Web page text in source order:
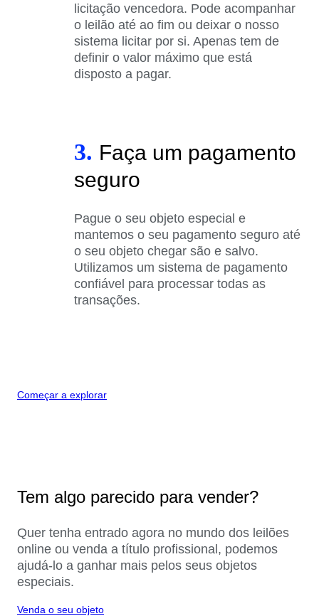
licitação vencedora. Pode acompanhar
o leilão até ao fim ou deixar o nosso
sistema licitar por si. Apenas tem de
definir o valor máximo que está
disposto a pagar.
3. Faça um pagamento
seguro
Pague o seu objeto especial e
mantemos o seu pagamento seguro até
o seu objeto chegar são e salvo.
Utilizamos um sistema de pagamento
confiável para processar todas as
transações.
Começar a explorar
Tem algo parecido para vender?
Quer tenha entrado agora no mundo dos leilões
online ou venda a título profissional, podemos
ajudá-lo a ganhar mais pelos seus objetos
especiais.
Venda o seu objeto